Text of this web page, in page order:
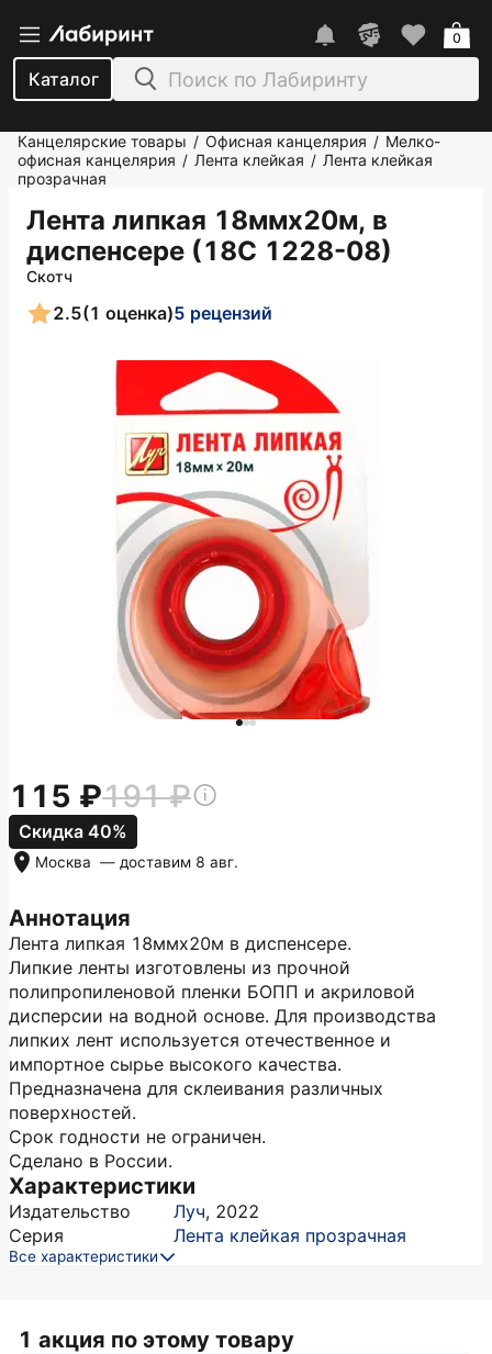
Каталог
0
Канцелярские товары / Офисная канцелярия / Мелко-
офисная канцелярия / Лента клейкая / Лента клейкая
прозрачная
Лента липкая 18ммх20м, в
диспенсере (18С 1228-08)
Скотч
2.5(1 оценка)5 рецензий
Аннотация
Лента липкая 18ммх20м в диспенсере.
Липкие ленты изготовлены из прочной
полипропиленовой пленки БОПП и акриловой
дисперсии на водной основе. Для производства
липких лент используется отечественное и
импортное сырье высокого качества.
Предназначена для склеивания различных
поверхностей.
Срок годности не ограничен.
Сделано в России.
Характеристики
Издательство Луч, 2022
Серия
Лента клейкая прозрачная
Все характеристики
115 191
Скидка 40%
Москва — доставим 8 авг.
1 акция по этому товару